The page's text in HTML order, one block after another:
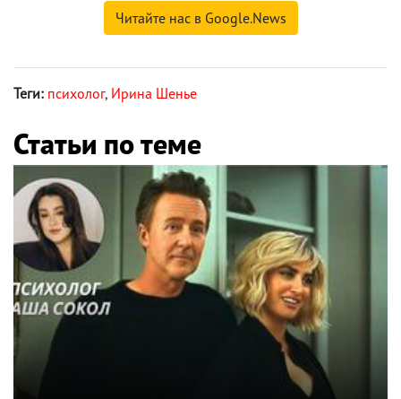
Читайте нас в Google.News
Теги: психолог, Ирина Шенье
Статьи по теме